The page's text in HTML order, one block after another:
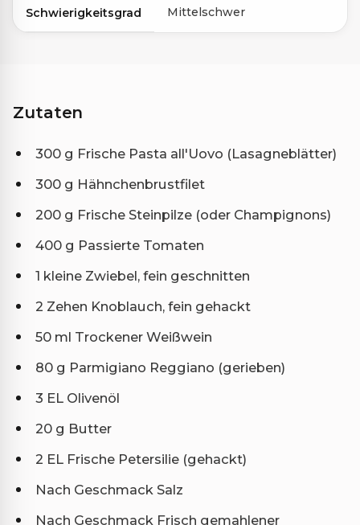
Schwierigkeitsgrad Mittelschwer
Zutaten
300 g Frische Pasta all'Uovo (Lasagneblätter)
300 g Hähnchenbrustfilet
200 g Frische Steinpilze (oder Champignons)
400 g Passierte Tomaten
1 kleine Zwiebel, fein geschnitten
2 Zehen Knoblauch, fein gehackt
50 ml Trockener Weißwein
80 g Parmigiano Reggiano (gerieben)
3 EL Olivenöl
20 g Butter
2 EL Frische Petersilie (gehackt)
Nach Geschmack Salz
Nach Geschmack Frisch gemahlener